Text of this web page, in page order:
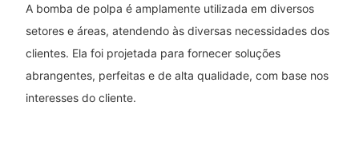
A bomba de polpa é amplamente utilizada em diversos
setores e áreas, atendendo às diversas necessidades dos
clientes. Ela foi projetada para fornecer soluções
abrangentes, perfeitas e de alta qualidade, com base nos
interesses do cliente.